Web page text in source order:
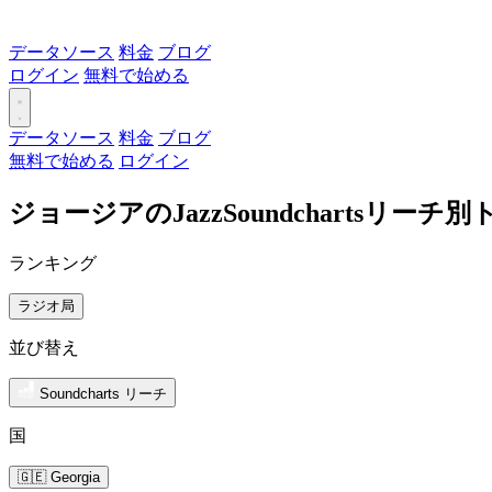
データソース 料金 ブログ
ログイン 無料で始める
データソース 料金 ブログ
無料で始める ログイン
ジョージアのJazzSoundchartsリーチ別
ランキング
ラジオ局
並び替え
Soundcharts リーチ
国
🇬🇪 Georgia